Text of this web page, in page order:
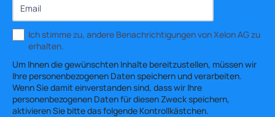
Ich stimme zu, andere Benachrichtigungen von Xelon AG zu
erhalten.
Um Ihnen die gewünschten Inhalte bereitzustellen, müssen wir
Ihre personenbezogenen Daten speichern und verarbeiten.
Wenn Sie damit einverstanden sind, dass wir Ihre
personenbezogenen Daten für diesen Zweck speichern,
aktivieren Sie bitte das folgende Kontrollkästchen.